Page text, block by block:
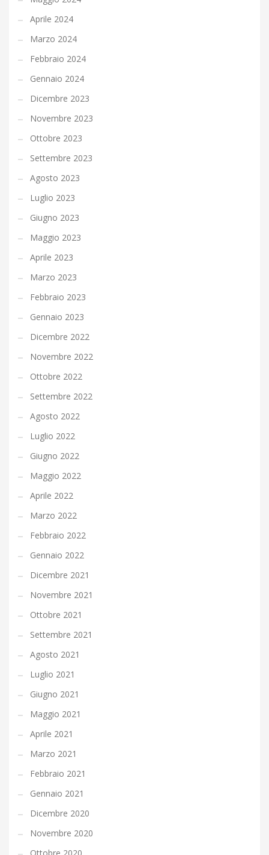
Aprile 2024
Marzo 2024
Febbraio 2024
Gennaio 2024
Dicembre 2023
Novembre 2023
Ottobre 2023
Settembre 2023
Agosto 2023
Luglio 2023
Giugno 2023
Maggio 2023
Aprile 2023
Marzo 2023
Febbraio 2023
Gennaio 2023
Dicembre 2022
Novembre 2022
Ottobre 2022
Settembre 2022
Agosto 2022
Luglio 2022
Giugno 2022
Maggio 2022
Aprile 2022
Marzo 2022
Febbraio 2022
Gennaio 2022
Dicembre 2021
Novembre 2021
Ottobre 2021
Settembre 2021
Agosto 2021
Luglio 2021
Giugno 2021
Maggio 2021
Aprile 2021
Marzo 2021
Febbraio 2021
Gennaio 2021
Dicembre 2020
Novembre 2020